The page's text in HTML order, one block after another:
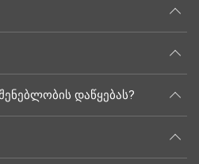
დაწყებას?